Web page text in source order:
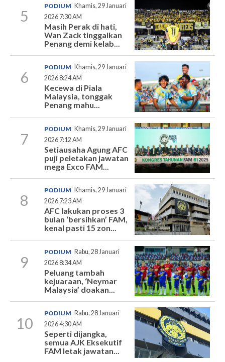
5
PODIUM Khamis, 29 Januari
2026 7:30 AM
Masih Perak di hati,
Wan Zack tinggalkan
Penang demi kelab...
6
PODIUM Khamis, 29 Januari
2026 8:24 AM
Kecewa di Piala
Malaysia, tonggak
Penang mahu...
7
PODIUM Khamis, 29 Januari
2026 7:12 AM
Setiausaha Agung AFC
puji peletakan jawatan
mega Exco FAM...
8
PODIUM Khamis, 29 Januari
2026 7:23 AM
AFC lakukan proses 3
bulan ‘bersihkan’ FAM,
kenal pasti 15 zon...
9
PODIUM Rabu, 28 Januari
2026 8:34 AM
Peluang tambah
kejuaraan, ‘Neymar
Malaysia’ doakan...
10
PODIUM Rabu, 28 Januari
2026 4:30 AM
Seperti dijangka,
semua AJK Eksekutif
FAM letak jawatan...